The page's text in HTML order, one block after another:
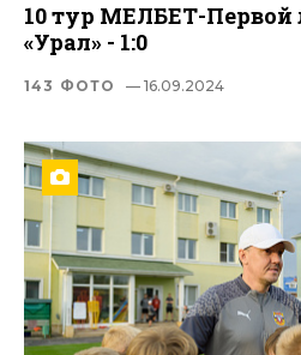
10 тур МЕЛБЕТ-Первой
«Урал» - 1:0
143 ФОТО — 16.09.2024